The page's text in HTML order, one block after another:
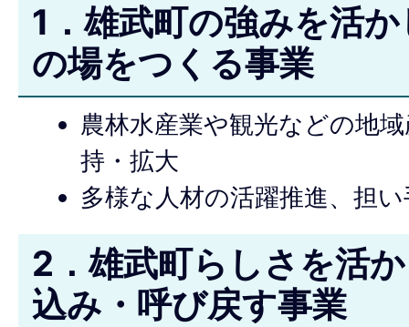
1．雄武町の強みを活
の場をつくる事業
農林水産業や観光などの地
持・拡大
多様な人材の活躍推進、担
2．雄武町らしさを活
込み・呼び戻す事業